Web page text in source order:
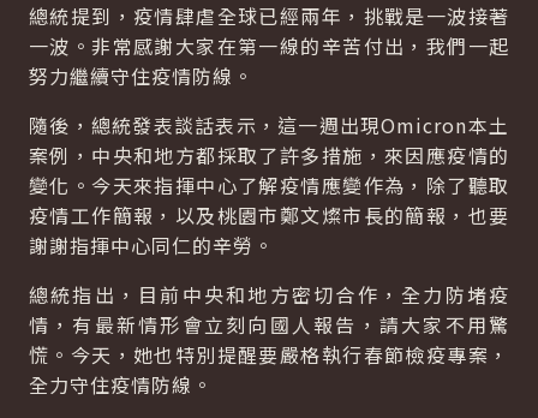
總統提到，疫情肆虐全球已經兩年，挑戰是一波接著
一波。非常感謝大家在第一線的辛苦付出，我們一起
努力繼續守住疫情防線。
隨後，總統發表談話表示，這一週出現Omicron本土
案例，中央和地方都採取了許多措施，來因應疫情的
變化。今天來指揮中心了解疫情應變作為，除了聽取
疫情工作簡報，以及桃園市鄭文燦市長的簡報，也要
謝謝指揮中心同仁的辛勞。
總統指出，目前中央和地方密切合作，全力防堵疫
情，有最新情形會立刻向國人報告，請大家不用驚
慌。今天，她也特別提醒要嚴格執行春節檢疫專案，
全力守住疫情防線。